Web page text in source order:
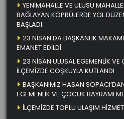
YENİMAHALLE VE ULUSU
BAĞLAYAN KÖPRÜLERDE YOL
BAŞLADI
23 NİSAN DA BAŞKANLIK MAKAMI
EMANET EDİLDİ
23 NİSAN ULUSAL EGEMENLİK
İLÇEMİZDE COŞKUYLA KUTLANDI
BAŞKANIMIZ HASAN
EGEMENLİK VE ÇOCUK BAYRAMI
İLÇEMİZDE TOPLU ULAŞIM